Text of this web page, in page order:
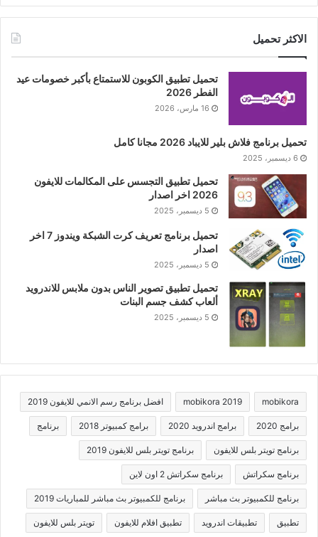
الاكثر تحميل
تحميل تطبيق الكوبون للاستمتاع بأكبر خصومات عيد
الفطر 2026
16 مارس، 2026
تحميل برنامج فلاش بلير للايباد 2026 مجانا كامل
6 ديسمبر، 2025
تحميل تطبيق التجسس على المكالمات للايفون
2026 اخر اصدار
5 ديسمبر، 2025
تحميل برنامج تعريف كرت الشبكة ويندوز 7 اخر
اصدار
5 ديسمبر، 2025
تحميل تطبيق تصوير الناس بدون ملابس للاندرويد
ألعاب كشف جسم البنات
5 ديسمبر، 2025
mobikora
mobikora 2019 افضل برنامج رسم الانمي للايفون 2019
برامج 2020 برامج اندرويد 2020 برامج كمبيوتر 2018 برنامج
برنامج تويتر بلس للايفون برنامج تويتر بلس للايفون 2019
برنامج سكراتش برنامج سكراتش 2 اون لاين
برنامج للكمبيوتر بث مباشر برنامج للكمبيوتر بث مباشر للمباريات 2019
تطبيق تطبيقات اندرويد تطبيق افلام للايفون تويتر بلس للايفون